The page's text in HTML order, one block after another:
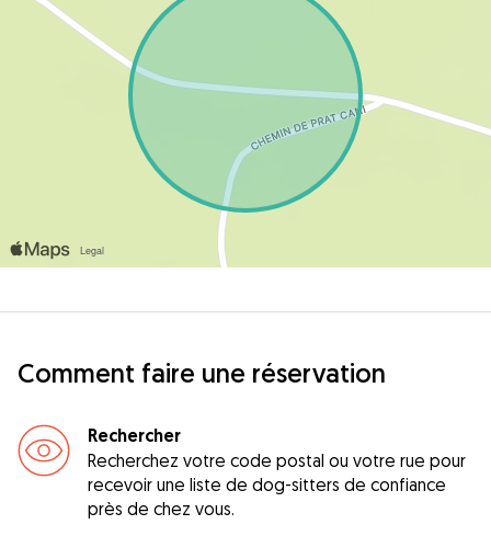
Comment faire une réservation
Rechercher
Recherchez votre code postal ou votre rue pour
recevoir une liste de dog-sitters de confiance
près de chez vous.